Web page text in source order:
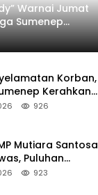
Warnai Jumat
Sumenep
Korban,
Kerahkan
Ambulans ke
926
Mutiara Santosa
Puluhan
Masih Dalam
923